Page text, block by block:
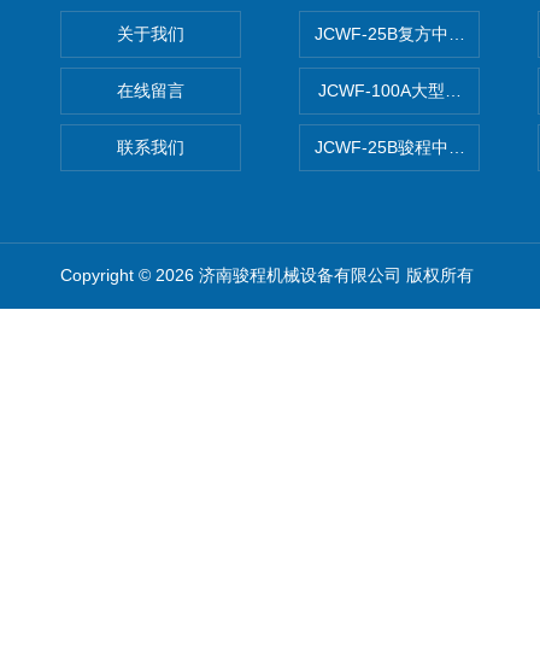
关于我们
在线留言
联系我们
JCWF-25B复方中药材超微粉
JCWF-100A大型中药材超微
JCWF-25B骏程中草药超细粉
Copyright © 2026 济南骏程机械设备有限公司 版权所有